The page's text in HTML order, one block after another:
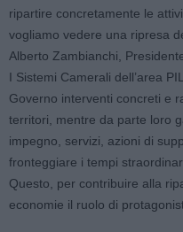
ripartire concretamente le
vogliamo vedere una ripresa
Alberto Zambianchi,
I Sistemi Camerali dell’area
Governo interventi concreti e
territori, mentre da parte loro
impegno, servizi, azioni di
fronteggiare i tempi
Questo, per contribuire alla
economie il ruolo di